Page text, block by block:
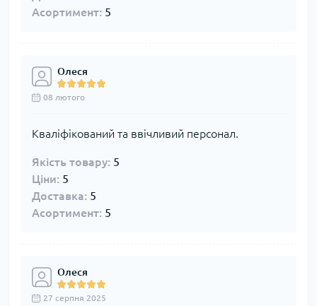
Асортимент: 5
Олеся
08 лютого
Кваліфікований та ввічливий персонал.
Якість товару: 5
Ціни: 5
Доставка: 5
Асортимент: 5
Олеся
27 серпня 2025